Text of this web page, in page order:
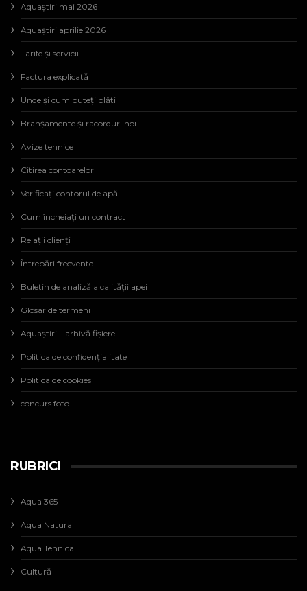
Aquaștiri mai 2026
Aquaștiri aprilie 2026
Tarife și servicii
Factura explicată
Unde și cum puteţi plăti
Branșamente și racorduri noi
Avize tehnice
Citirea contoarelor
Verificaţi contorul de apă
Cum încheiaţi un contract
Relaţii clienţi
Întrebări frecvente
Buletin de analiză a calităţii apei
Glosar de termeni
Aquaștiri – arhivă fișiere
Politica de confidențialitate
Politica de cookies
concurs foto
RUBRICI
Aqua 365
Aqua Natura
Aqua Tehnica
Cultură